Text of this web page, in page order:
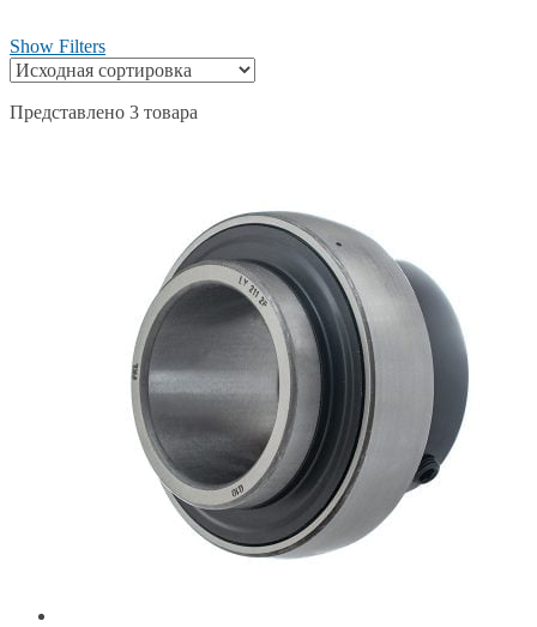
Show Filters
Представлено 3 товара